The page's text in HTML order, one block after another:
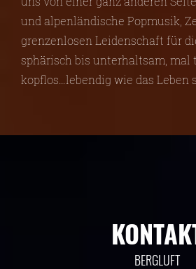
und alpenländische Popmusik,
grenzenlosen Leidenschaft für
sphärisch bis unterhaltsam, mal
kopflos…lebendig wie das Leben
BERGLUFT